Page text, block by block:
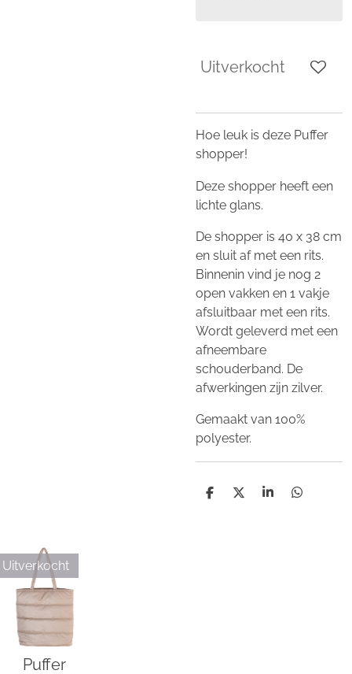
Uitverkocht
Hoe leuk is deze Puffer
shopper!
Deze shopper heeft een
lichte glans.
De shopper is 40 x 38 cm
en sluit af met een rits.
Binnenin vind je nog 2
open vakken en 1 vakje
afsluitbaar met een rits.
Wordt geleverd met een
afneembare
schouderband. De
afwerkingen zijn zilver.
Gemaakt van 100%
polyester.
D
D
S
D
Uitverkocht
Puffer